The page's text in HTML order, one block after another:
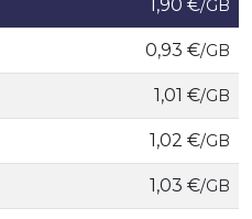
1,90 €/GB
0,93 €/GB
1,01 €/GB
1,02 €/GB
1,03 €/GB